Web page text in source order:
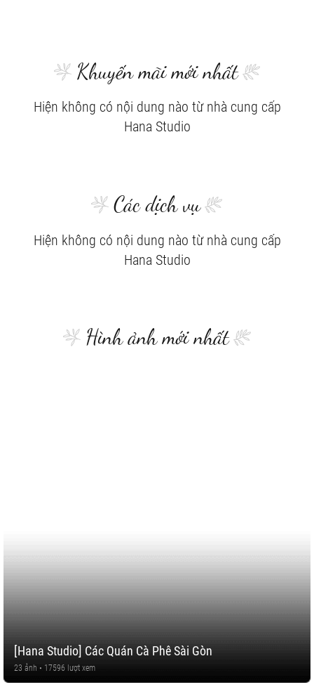
Khuyến mãi mới nhất
Hiện không có nội dung nào từ nhà cung cấp
Hana Studio
Các dịch vụ
Hiện không có nội dung nào từ nhà cung cấp
Hana Studio
Hình ảnh mới nhất
[Hana Studio] Các Quán Cà Phê Sài Gòn
23 ảnh • 17596 lượt xem